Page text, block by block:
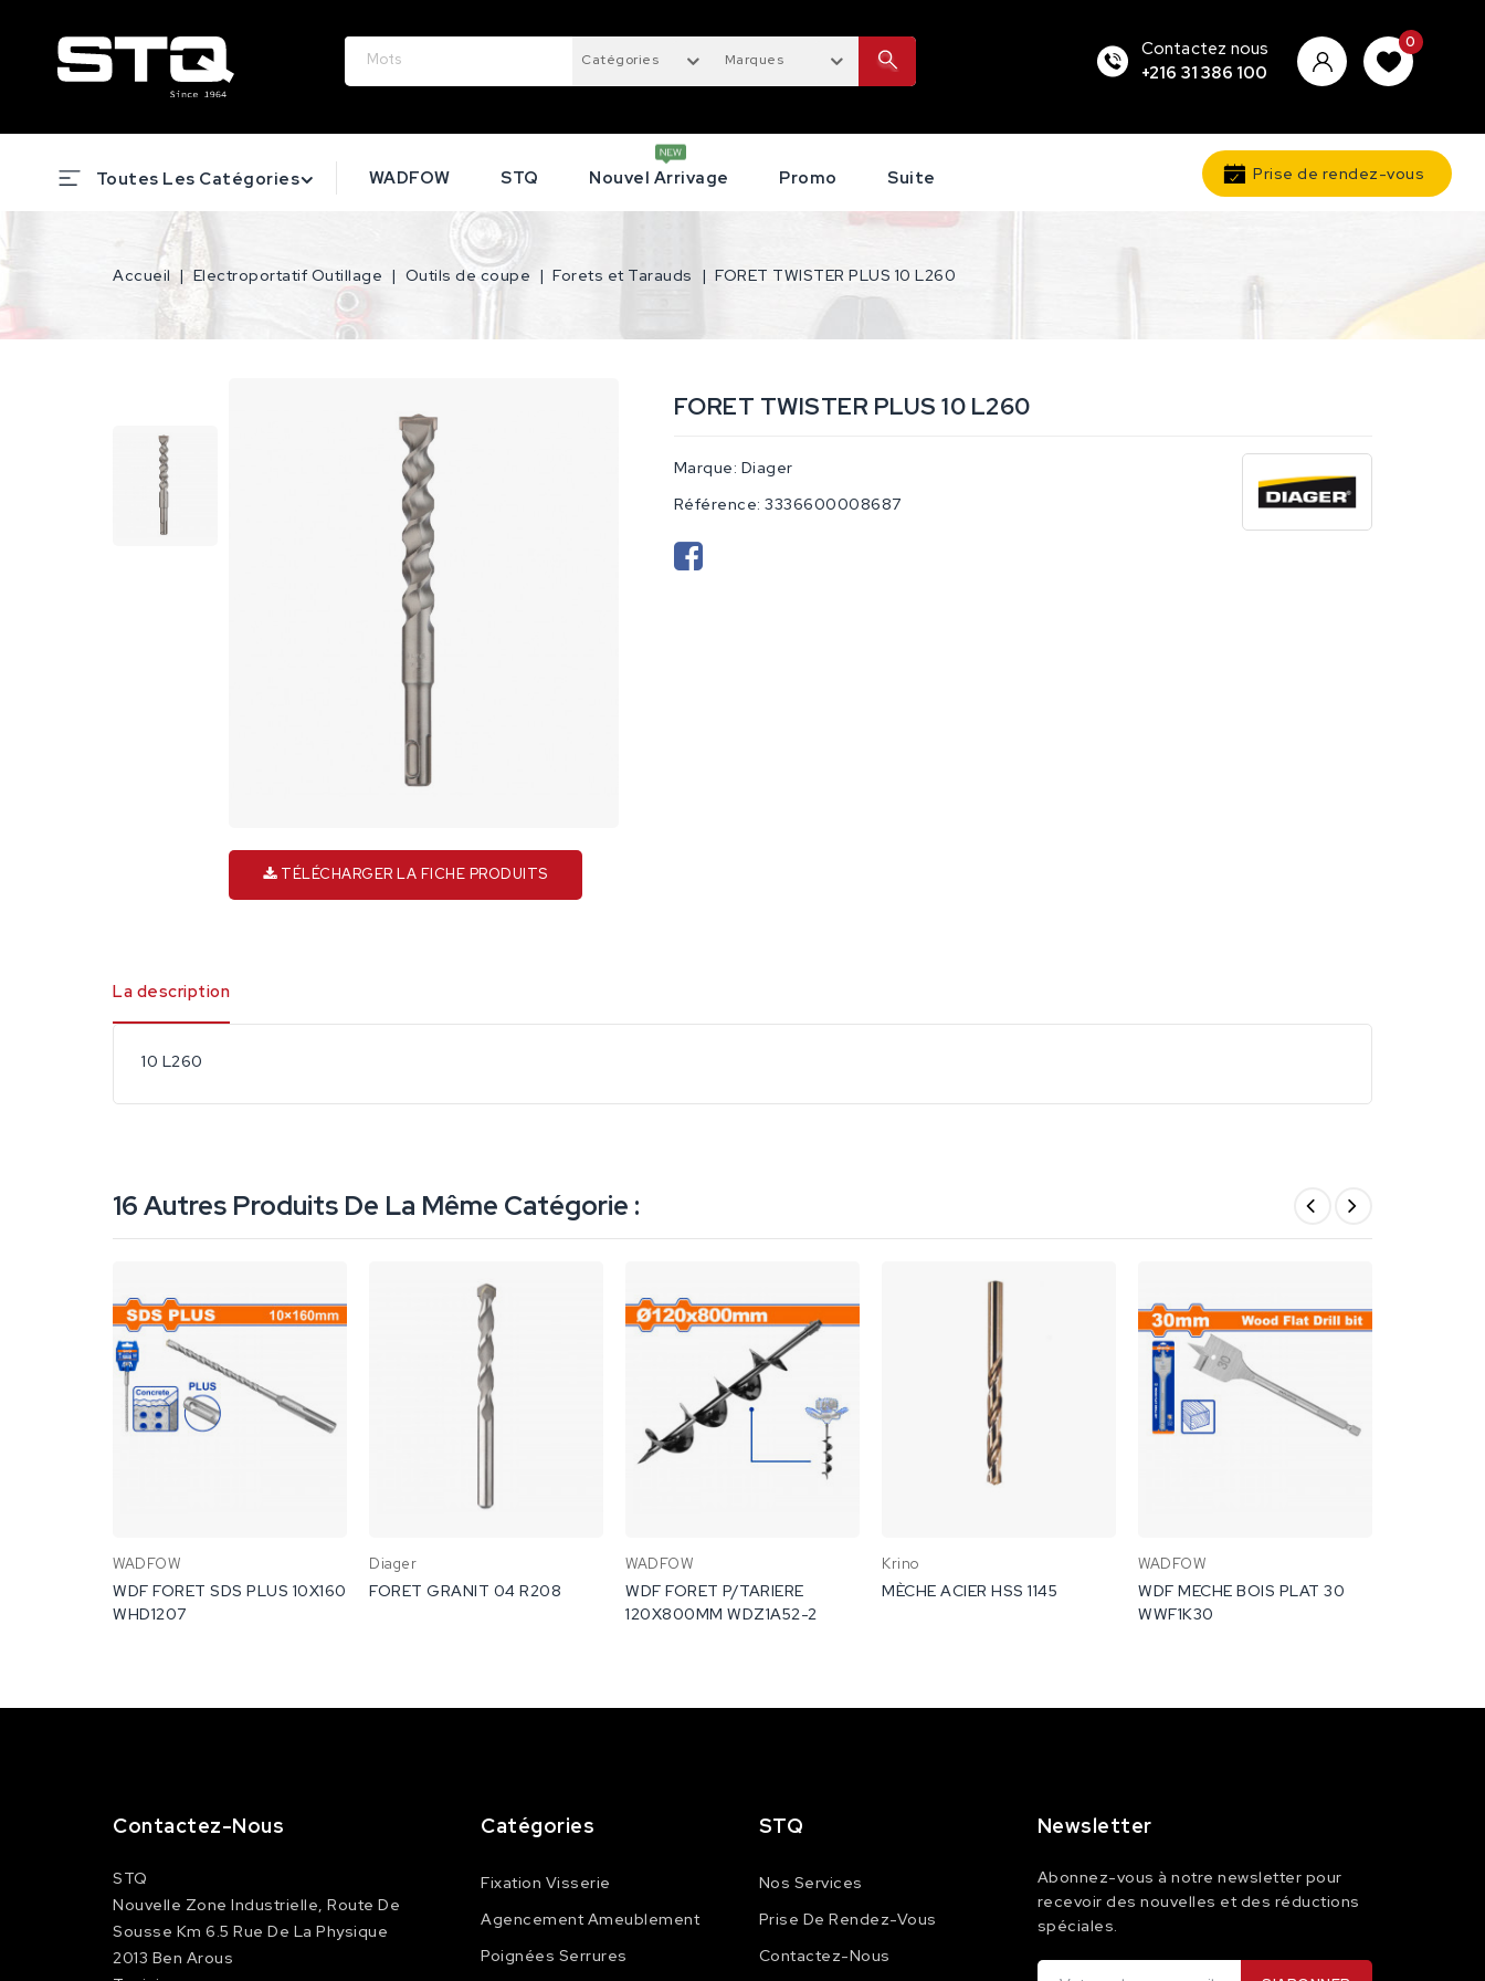
0
Catégories Marques
Contactez nous
+216 31 386 100
Toutes Les Catégories WADFOW STQ Nouvel Arrivage Promo Suite Prise de rendez-vous
Accueil Electroportatif Outillage Outils de coupe Forets et Tarauds FORET TWISTER PLUS 10 L260
TÉLÉCHARGER LA FICHE PRODUITS
FORET TWISTER PLUS 10 L260
Marque: Diager
Référence: 3336600008687
La description
10 L260
16 Autres Produits De La Même Catégorie :
WADFOW
WDF FORET SDS PLUS 10X160
WHD1207
Diager
FORET GRANIT 04 R208
WADFOW
WDF FORET P/TARIERE
120X800MM WDZ1A52-2
Krino
MÈCHE ACIER HSS 1145
WADFOW
WDF MECHE BOIS PLAT 30
WWF1K30
Contactez-Nous
STQ
Nouvelle Zone Industrielle, Route De
Sousse Km 6.5 Rue De La Physique
2013 Ben Arous
Catégories
Fixation Visserie
Agencement Ameublement
Poignées Serrures
STQ
Nos Services
Prise De Rendez-Vous
Contactez-Nous
Newsletter
Abonnez-vous à notre newsletter pour
recevoir des nouvelles et des réductions
spéciales.